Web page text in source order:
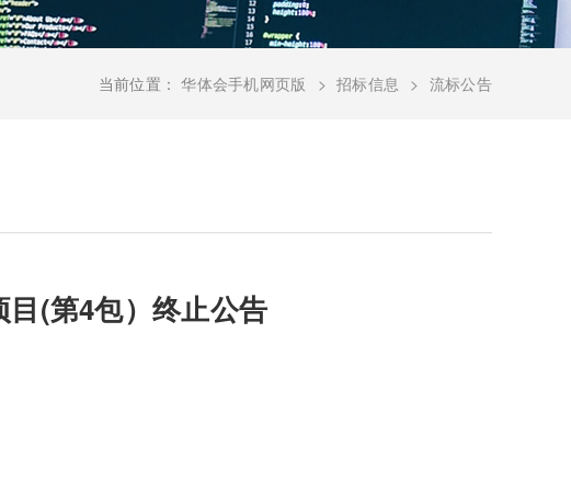
当前位置： 华体会手机网页版 招标信息 流标公告
(第4包）终止公告